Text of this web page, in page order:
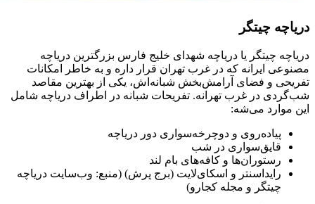
دریاچه چیتگر
دریاچه چیتگر یا دریاچه شهدای خلیج فارس بزرگترین دریاچه
مصنوعی ایرانه که در غرب تهران قرار داره و به خاطر امکانات
تفریحی و فضای آرامش‌بخش شبانه‌اش، یکی از بهترین مقاصد
شب‌گردی در غرب تهرانه. تفریحات شبانه در اطراف دریاچه شامل
این موارد می‌شه:
پیاده‌روی و دوچرخه‌سواری دور دریاچه
قایق‌سواری در شب
رستوران‌ها و کافه‌های بام لند
رایداسنتر و اسکای‌لایت (برج پرش) (منبع: وب‌سایت دریاچه
چیتگر و مجله کجارو)